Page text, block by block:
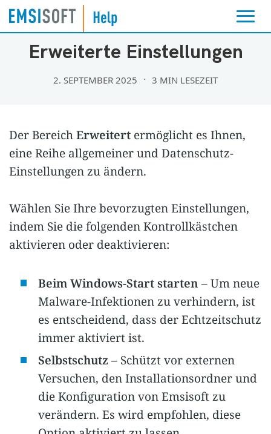
EINSTELLUNGEN
Erweiterte Einstellungen
2. SEPTEMBER 2025 3 MIN LESEZEIT
Der BereichErweitert ermöglicht es Ihnen,
eine Reihe allgemeiner und Datenschutz-
Einstellungen zu ändern.
Wählen Sie Ihre bevorzugten Einstellungen,
indem Sie die folgenden Kontrollkästchen
aktivieren oder deaktivieren:
Beim Windows-Start starten – Um neue
Malware-Infektionen zu verhindern, ist
es entscheidend, dass der Echtzeitschutz
immer aktiviert ist.
Selbstschutz– Schützt vor externen
Versuchen, den Installationsordner und
die Konfiguration von Emsisoft zu
verändern. Es wird empfohlen, diese